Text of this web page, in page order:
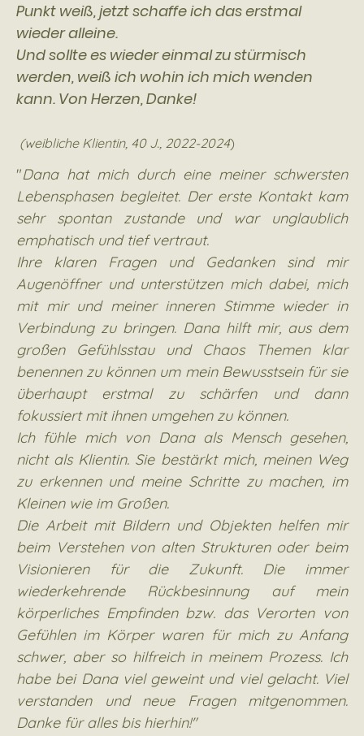
Punkt weiß, jetzt schaffe ich das erstmal
wieder alleine.
Und sollte es wieder einmal zu stürmisch
werden, weiß ich wohin ich mich wenden
kann. Von Herzen, Danke!
(weibliche Klientin, 40 J., 2022-2024)
"Dana hat mich durch eine meiner schwersten
Lebensphasen begleitet. Der erste Kontakt kam
sehr spontan zustande und war unglaublich
emphatisch und tief vertraut.
Ihre klaren Fragen und Gedanken sind mir
Augenöffner und unterstützen mich dabei, mich
mit mir und meiner inneren Stimme wieder in
Verbindung zu bringen. Dana hilft mir, aus dem
großen Gefühlsstau und Chaos Themen klar
benennen zu können um mein Bewusstsein für sie
überhaupt erstmal zu schärfen und dann
fokussiert mit ihnen umgehen zu können.
Ich fühle mich von Dana als Mensch gesehen,
nicht als Klientin. Sie bestärkt mich, meinen Weg
zu erkennen und meine Schritte zu machen, im
Kleinen wie im Großen.
Die Arbeit mit Bildern und Objekten helfen mir
beim Verstehen von alten Strukturen oder beim
Visionieren für die Zukunft. Die immer
wiederkehrende Rückbesinnung auf mein
körperliches Empfinden bzw. das Verorten von
Gefühlen im Körper waren für mich zu Anfang
schwer, aber so hilfreich in meinem Prozess. Ich
habe bei Dana viel geweint und viel gelacht. Viel
verstanden und neue Fragen mitgenommen.
Danke für alles bis hierhin!"